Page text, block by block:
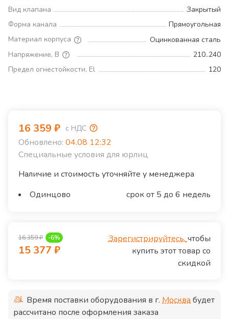
Вид клапана
Закрытый
Форма канала
Прямоугольная
Материал корпуса
Оцинкованная сталь
Напряжение, В
210..240
Предел огнестойкости, El
120
16 359 ₽ с НДС
Обновлено: 04.08 12:32
Специальные условия для юрлиц
Наличие и стоимость уточняйте у менеджера
Одинцово
срок от 5 до 6 недель
16 359₽ -6%
15 377 ₽
Зарегистрируйтесь,чтобы
купить этот товар со
скидкой
Время поставки оборудования в г. Москвабудет
рассчитано после оформления заказа